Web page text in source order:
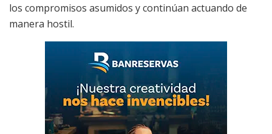
los compromisos asumidos y continúan actuando de
manera hostil.